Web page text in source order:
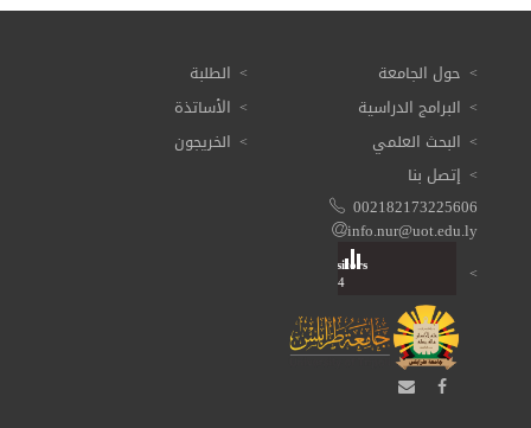
حول الجامعة
البرامج الدراسية
البحث العلمي
الطلبة
الأساتذة
الخريجون
إتصل بنا
002182173225606
info.nur@uot.edu.ly
Total: 3 609 364
Visitors